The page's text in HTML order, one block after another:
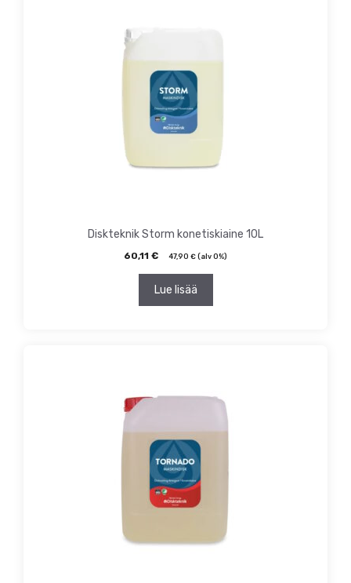
Diskteknik Storm konetiskiaine 10L
60,11 € 47,90 € (alv 0%)
Lue lisää